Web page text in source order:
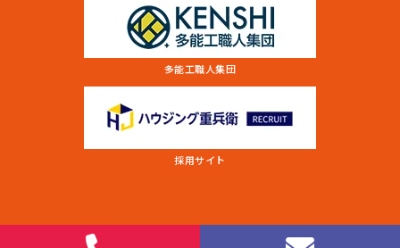
多能工職人集団
採用サイト